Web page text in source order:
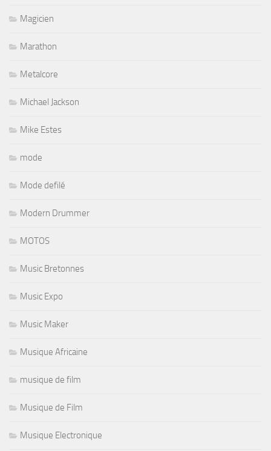
Magicien
Marathon
Metalcore
Michael Jackson
Mike Estes
mode
Mode defilé
Modern Drummer
MOTOS
Music Bretonnes
Music Expo
Music Maker
Musique Africaine
musique de film
Musique de Film
Musique Electronique